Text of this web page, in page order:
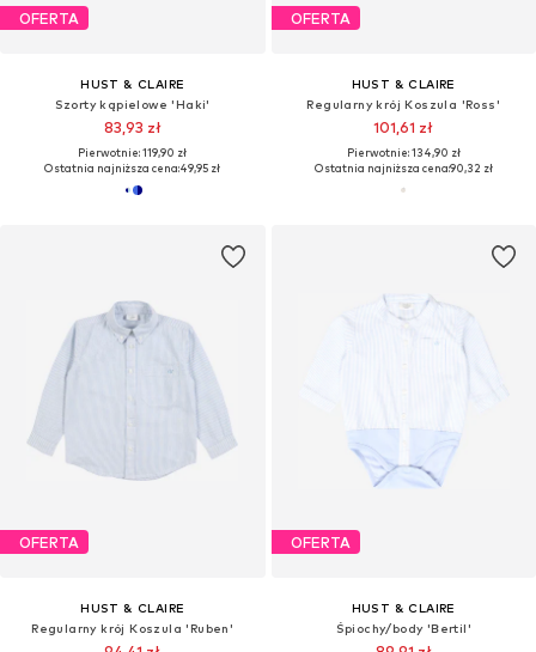
OFERTA
HUST & CLAIRE
Szorty kąpielowe 'Haki'
83,93 zł
Pierwotnie: 119,90 zł
Ostatnia najniższa cena:49,95 zł
OFERTA
HUST & CLAIRE
Regularny krój Koszula 'Ross'
101,61 zł
Pierwotnie: 134,90 zł
Ostatnia najniższa cena:90,32 zł
OFERTA
HUST & CLAIRE
Regularny krój Koszula 'Ruben'
OFERTA
HUST & CLAIRE
Śpiochy/body 'Bertil'